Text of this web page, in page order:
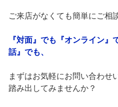
ご来店がなくても簡単にご相
『対面』でも『オンライン
話』でも、
まずはお気軽にお問い合わせ
踏み出してみませんか？